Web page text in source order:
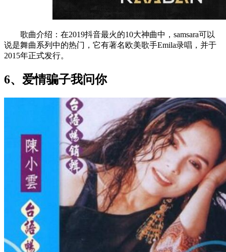
歌曲介绍：在2019抖音最火的10大神曲中，samsara可以
说是舞曲系列中的热门，它有著名欧美歌手Emila录唱，并于
2015年正式发行。
6、爱情骗子我问你